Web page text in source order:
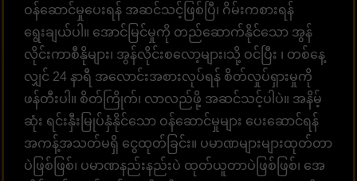
ဝန်ဆောင်မှုပေးရန် အဆင်သင့်ဖြစ်ပြီ၊ ဂိမ်းကစားရန်
ရွေးချယ်ပါ။ အောင်မြင်မှုကို တည်ဆောက်နိုင်သော အွန်
လိုင်းကာစီနိုများ၊ အွန်လိုင်းစလော့များ၊သို့ ဝင်ပြီး ၊ တစ်နေ့
လျှင် 24 နာရီ အလောင်းအစားလုပ်ရန် စိတ်လှုပ်ရှားမှုကို
ဖန်တီးပါ။ စိတ်ကြိုက်၊ လာလည်ဖို့ အဆင်သင့်ပါပဲ။ အနိမ့်
ဆုံး ရင်းနှီးမြုပ်နှံနိုင်သော ဝန်ဆောင်မှုများ ပေးဆောင်ရန်
အကန့်အသတ်မရှိ ငွေထုတ်ခြင်း။ ပမာဏများများထုတ်တာ
ပဲဖြစ်ဖြစ်၊ ပမာဏနည်းနည်းပဲ ထုတ်ယူတာပဲဖြစ်ဖြစ်၊ အေ